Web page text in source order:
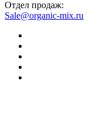
Отдел продаж:
Sale@organic-mix.ru